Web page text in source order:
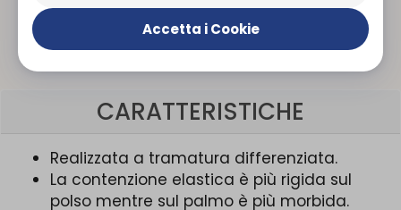
Organizza prova in negozio
CARATTERISTICHE
Realizzata a tramatura differenziata.
La contenzione elastica è più rigida sul
polso mentre sul palmo è più morbida.
Accetta i Cookie